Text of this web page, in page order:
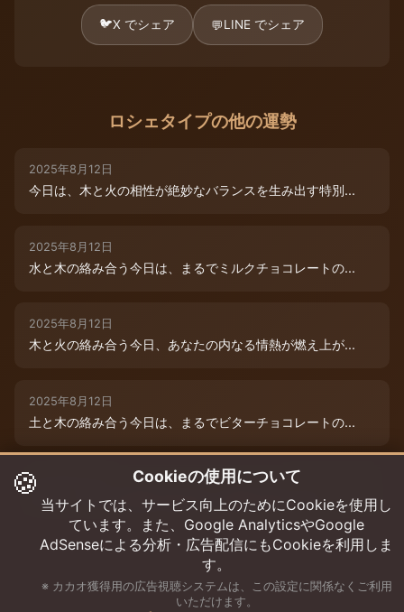
🐦X でシェア 💬LINE でシェア
ロシェタイプの他の運勢
2025年8月12日
今日は、木と火の相性が絶妙なバランスを生み出す特別...
2025年8月12日
水と木の絡み合う今日は、まるでミルクチョコレートの...
2025年8月12日
木と火の絡み合う今日、あなたの内なる情熱が燃え上が...
2025年8月12日
土と木の絡み合う今日は、まるでビターチョコレートの...
2025年8月12日
今日は、水と木の微妙な絡み合いが運命を彩ります。チ...
🍪 Cookieの使用について
当サイトでは、サービス向上のためにCookieを使用し
ています。また、Google AnalyticsやGoogle
AdSenseによる分析・広告配信にもCookieを利用しま
す。
※ カカオ獲得用の広告視聴システムは、この設定に関係なくご利用
いただけます。